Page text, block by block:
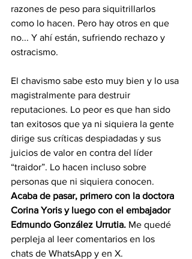
razones de peso para siquitrillarlos
como lo hacen. Pero hay otros en que
no... Y ahí están, sufriendo rechazo y
ostracismo.
El chavismo sabe esto muy bien y lo usa
magistralmente para destruir
reputaciones. Lo peor es que han sido
tan exitosos que ya ni siquiera la gente
dirige sus críticas despiadadas y sus
juicios de valor en contra del líder
“traidor”. Lo hacen incluso sobre
personas que ni siquiera conocen.
Acaba de pasar, primero con la doctora
Corina Yoris y luego con el embajador
Edmundo González Urrutia. Me quedé
perpleja al leer comentarios en los
chats de WhatsApp y en X.